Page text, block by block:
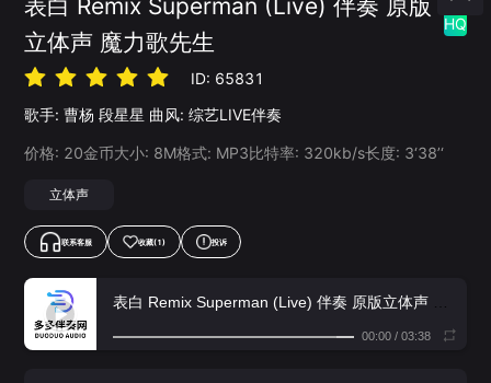
表白 Remix Superman (Live) 伴奏 原版
立体声 魔力歌先生
HQ
ID: 65831
歌手: 曹杨 段星星 曲风: 综艺LIVE伴奏
价格: 20金币大小: 8M格式: MP3比特率: 320kb/s长度: 3‘38’‘
立体声
联系客服 收藏(1) 投诉
00:00/ 03:38